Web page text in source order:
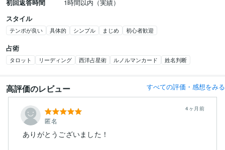
初回返答時間
1時間以内（実績）
スタイル
テンポが良い 具体的 シンプル まじめ 初心者歓迎
占術
タロット リーディング 西洋占星術 ルノルマンカード 姓名判断
高評価のレビュー すべての評価・感想をみる
匿名
4ヶ月前
ありがとうございました！